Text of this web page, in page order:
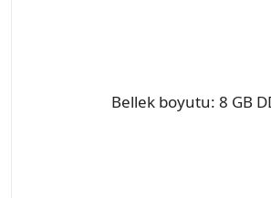
Bellek boyutu: 8 GB